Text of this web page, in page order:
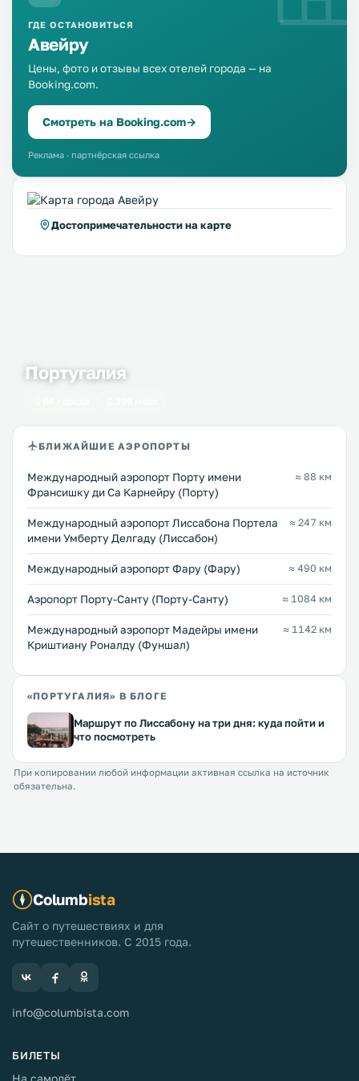
португальскую еду на старых улочках, восторгаться
пейзажами на бесчисленных смотровых площадках, увидеть
могучий океан, восхищаться неприступными скалами,
выпить бокал оригинальной мадеры или настоящего
портвейна, встретить рассвет или проводить закат под
крики чаек.
ГДЕ ОСТАНОВИТЬСЯ
Авейру
Цены, фото и отзывы всех отелей города — на
Booking.com.
Смотреть на Booking.com→
Реклама · партнёрская ссылка
Достопримечательности на карте
Португалия
БЛИЖАЙШИЕ АЭРОПОРТЫ
Международный аэропорт Порту имени
Франсишку ди Са Карнейру (Порту)
≈ 88 км
Международный аэропорт Лиссабона Портела
имени Умберту Делгаду (Лиссабон)
≈ 247 км
Международный аэропорт Фару (Фару) ≈ 490 км
Аэропорт Порту-Санту (Порту-Санту) ≈ 1084 км
Международный аэропорт Мадейры имени
Криштиану Роналду (Фуншал)
≈ 1142 км
«ПОРТУГАЛИЯ» В БЛОГЕ
Маршрут по Лиссабону на три дня: куда пойти и
что посмотреть
При копировании любой информации активная ссылка на источник
обязательна.
Columbista
Сайт о путешествиях и для
путешественников. С 2015 года.
info@columbista.com
БИЛЕТЫ
На самолёт